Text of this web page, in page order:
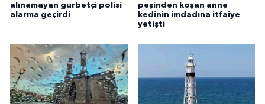
alınamayan gurbetçi polisi
alarma geçirdi
peşinden koşan anne
kedinin imdadına itfaiye
yetişti